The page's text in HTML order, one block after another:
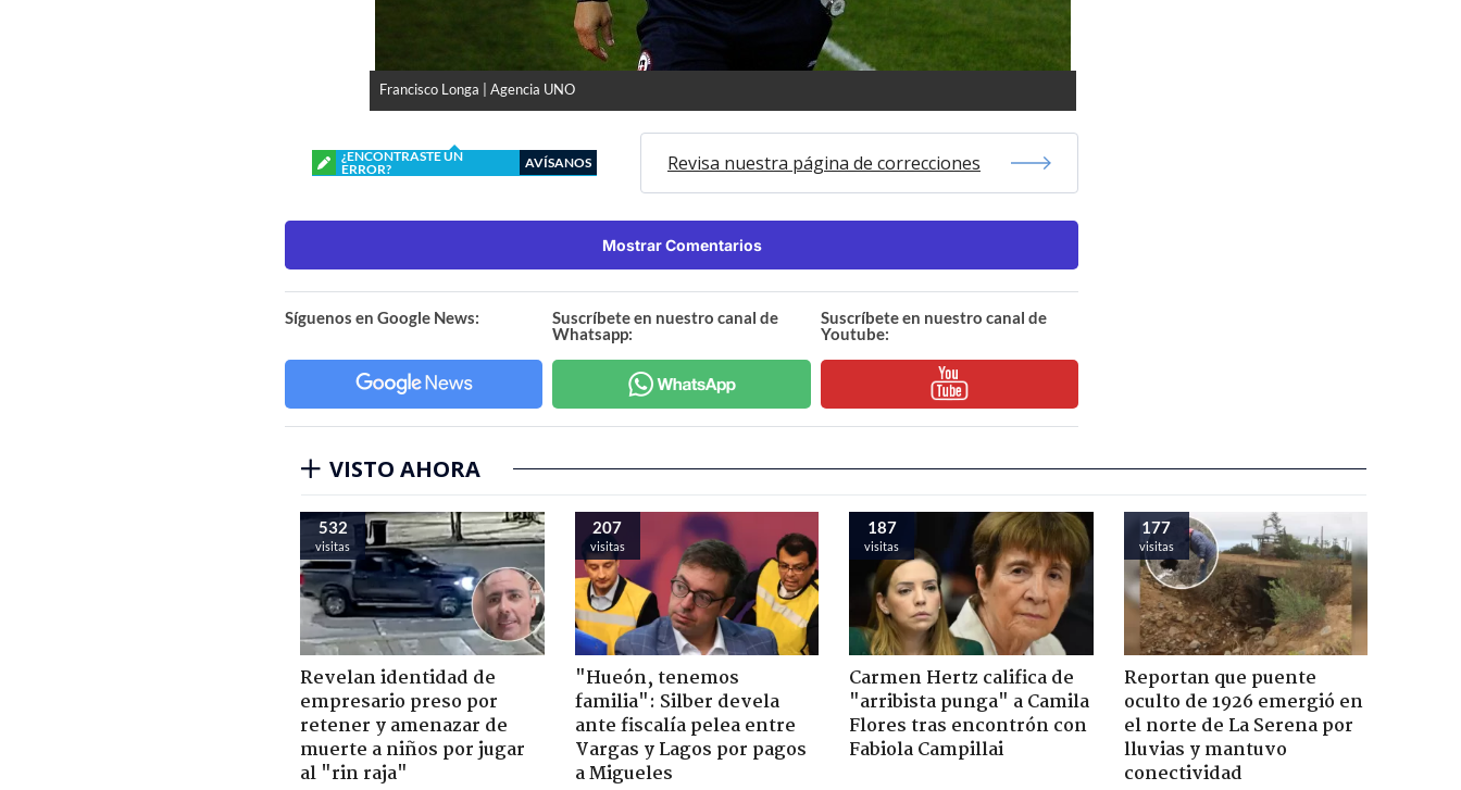
Francisco Longa | Agencia UNO
¿ENCONTRASTE UN
ERROR?
AVÍSANOS Revisa nuestra página de correcciones
Mostrar Comentarios
Síguenos en Google News:
Suscríbete en nuestro canal de
Whatsapp:
Suscríbete en nuestro canal de
Youtube:
VISTO AHORA
532
visitas
Revelan identidad de
empresario preso por
retener y amenazar de
muerte a niños por jugar
al "rin raja"
207
visitas
"Hueón, tenemos
familia": Silber devela
ante fiscalía pelea entre
Vargas y Lagos por pagos
a Migueles
187
visitas
Carmen Hertz califica de
"arribista punga" a Camila
Flores tras encontrón con
Fabiola Campillai
177
visitas
Reportan que puente
oculto de 1926 emergió en
el norte de La Serena por
lluvias y mantuvo
conectividad